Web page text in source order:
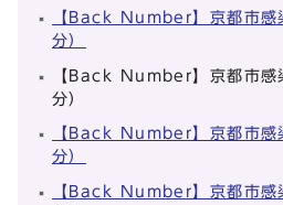
【Back Number】京都市感
分）
【Back Number】京都市感
分）
【Back Number】京都市感
分）
【Back Number】京都市感